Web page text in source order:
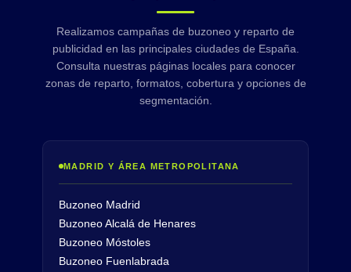
Realizamos campañas de buzoneo y reparto de
publicidad en las principales ciudades de España.
Consulta nuestras páginas locales para conocer
zonas de reparto, formatos, cobertura y opciones de
segmentación.
MADRID Y ÁREA METROPOLITANA
Buzoneo Madrid
Buzoneo Alcalá de Henares
Buzoneo Móstoles
Buzoneo Fuenlabrada